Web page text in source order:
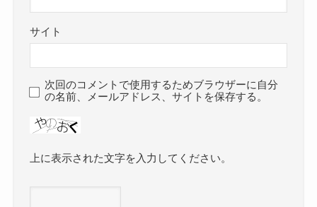
サイト
次回のコメントで使用するためブラウザーに自分
の名前、メールアドレス、サイトを保存する。
上に表示された文字を入力してください。